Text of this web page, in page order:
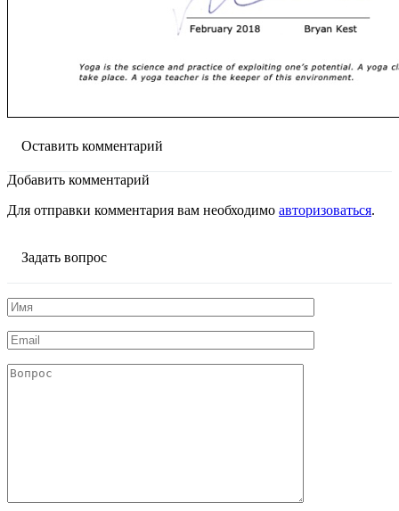
Оставить комментарий
Добавить комментарий
Для отправки комментария вам необходимо авторизоваться.
Задать вопрос